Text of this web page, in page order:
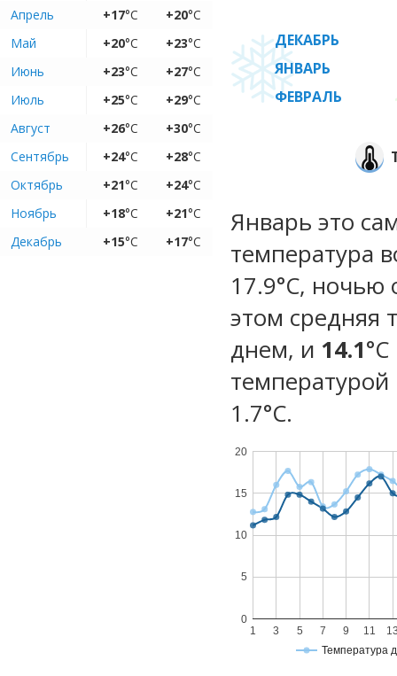
Апрель
+17°C +20°C
Май
+20°C +23°C
Июнь
+23°C +27°C
Июль
+25°C +29°C
Август
+26°C +30°C
Сентябрь
+24°C +28°C
Октябрь
+21°C +24°C
Ноябрь
+18°C +21°C
Декабрь
+15°C +17°C
ДЕКАБРЬ
ЯНВАРЬ
ФЕВРАЛЬ
Январь это
температура
17.9°C, ночью
этом средняя
днем, и 14.1
температурой
1.7°С.
Температура
1 3 5 7 9 11
0
5
10
15
20